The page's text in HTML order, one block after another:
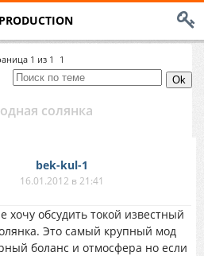
1 из 1 1
солянка
bek-kul-1
16.01.2012 в 21:41
хочу обсудить токой известный
Это самый крупный мод
боланс и отмосфера но если